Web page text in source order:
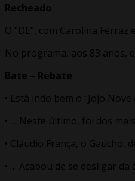
Recheado
O “DE”, com Carolina
No programa, aos 83 anos,
Bate – Rebate
• Está indo bem o “Jojo
• … Neste último, foi dos
• Cláudio França, o Gaúcho,
• … Acabou de se desligar